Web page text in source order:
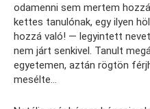
odamenni sem mertem
kettes tanulónak, egy ilyen
hozzá való! — legyintett
nem járt senkivel. Tanult
egyetemen, aztán rögtön
mesélte…